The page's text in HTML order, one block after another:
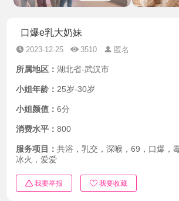
口爆e乳大奶妹
2023-12-25 3510 匿名
所属地区： 湖北省-武汉市
小姐年龄： 25岁-30岁
小姐颜值： 6分
消费水平： 800
服务项目： 共浴，乳交，深喉，69，口爆，
冰火，爱爱
我要举报 我要收藏